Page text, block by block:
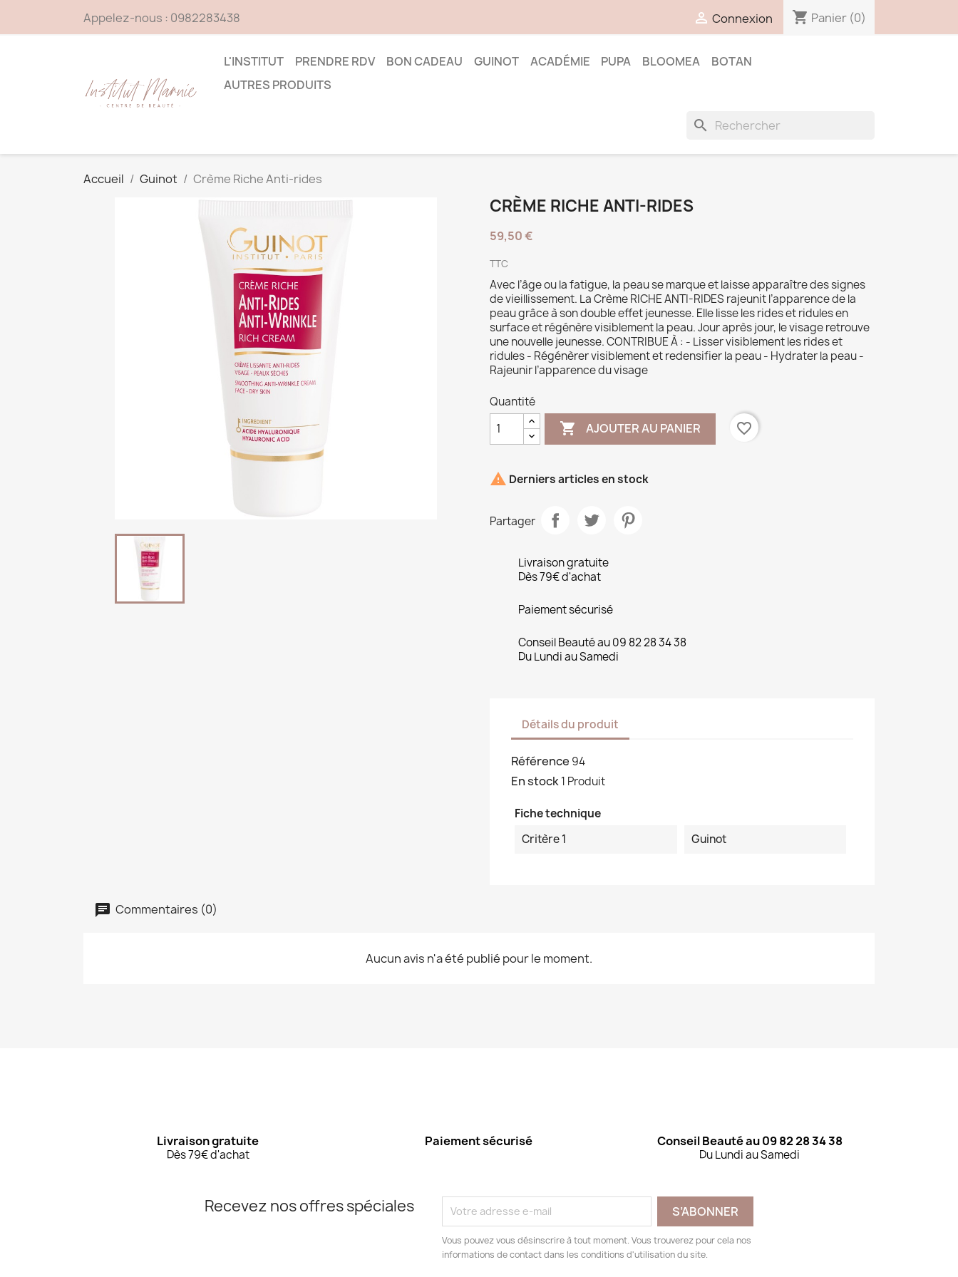
Appelez-nous : 0982283438  Connexion shopping_cart Panier (0)
L'INSTITUT PRENDRE RDV BON CADEAU GUINOT ACADÉMIE PUPA BLOOMEA
BOTAN
AUTRES PRODUITS
search
Accueil Guinot Crème Riche Anti-rides
CRÈME RICHE ANTI-RIDES
59,50 €
TTC
Avec l’âge ou la fatigue, la peau se marque et laisse apparaître des signes
de vieillissement. La Crème RICHE ANTI-RIDES rajeunit l’apparence de la
peau grâce à son double effet jeunesse. Elle lisse les rides et ridules en
surface et régénère visiblement la peau. Jour après jour, le visage retrouve
une nouvelle jeunesse. CONTRIBUE À : - Lisser visiblement les rides et
ridules - Régénèrer visiblement et redensifier la peau - Hydrater la peau -
Rajeunir l’apparence du visage
Quantité
 AJOUTER AU PANIER favorite_border
 Derniers articles en stock
Partager
Livraison gratuite
Dès 79€ d'achat
Paiement sécurisé
Conseil Beauté au 09 82 28 34 38
Du Lundi au Samedi
Détails du produit
Référence 94
En stock1 Produit
Fiche technique
Critère 1
Guinot
Commentaires (0)
Aucun avis n'a été publié pour le moment.
Livraison gratuite
Dès 79€ d'achat
Paiement sécurisé Conseil Beauté au 09 82 28 34 38
Du Lundi au Samedi
Recevez nos offres spéciales
Vous pouvez vous désinscrire à tout moment. Vous trouverez pour cela nos
informations de contact dans les conditions d'utilisation du site.